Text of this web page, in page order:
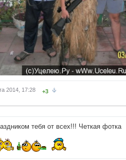
2014, 17:28 +3
тебя от всех!!! Четкая фотка